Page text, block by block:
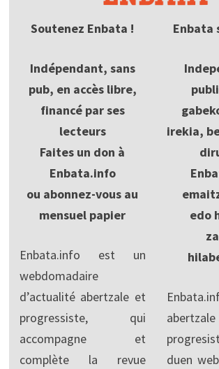
Soutenez Enbata !
Indépendant, sans
pub, en accès libre,
financé par ses
lecteurs
Faites un don à
Enbata.info
ou abonnez-vous au
mensuel papier
Enbata.info est un
webdomadaire
d’actualité abertzale et
progressiste, qui
accompagne et
complète la revue
Enbata
irekia,
edo
duen